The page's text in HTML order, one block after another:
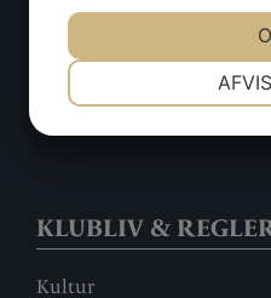
Adgangs-armbånd
Opdater dine data
Databehandlingspolitik
Handelsbetingelser
KLUBLIV &
Kultur